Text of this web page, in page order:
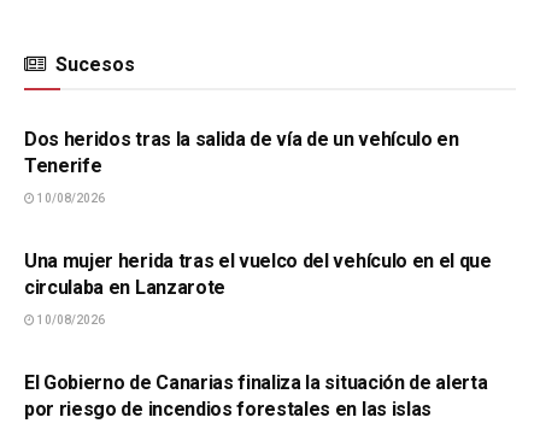
Sucesos
SUCESOS
Dos heridos tras la salida de vía de un vehículo en
Tenerife
10/08/2026
Una mujer herida tras el vuelco del vehículo en el que
circulaba en Lanzarote
10/08/2026
El Gobierno de Canarias finaliza la situación de alerta
por riesgo de incendios forestales en las islas